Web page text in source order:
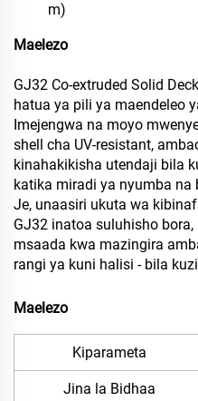
m)
Maelezo
GJ32 Co-extruded Solid
hatua ya pili ya maendeleo
Imejengwa na moyo
shell cha UV-resistant,
kinahakikisha utendaji bila
katika miradi ya nyumba na
Je, unaasiri ukuta wa
GJ32 inatoa suluhisho
msaada kwa mazingira
rangi ya kuni halisi - bila
Maelezo
Kiparameta
Jina la Bidhaa